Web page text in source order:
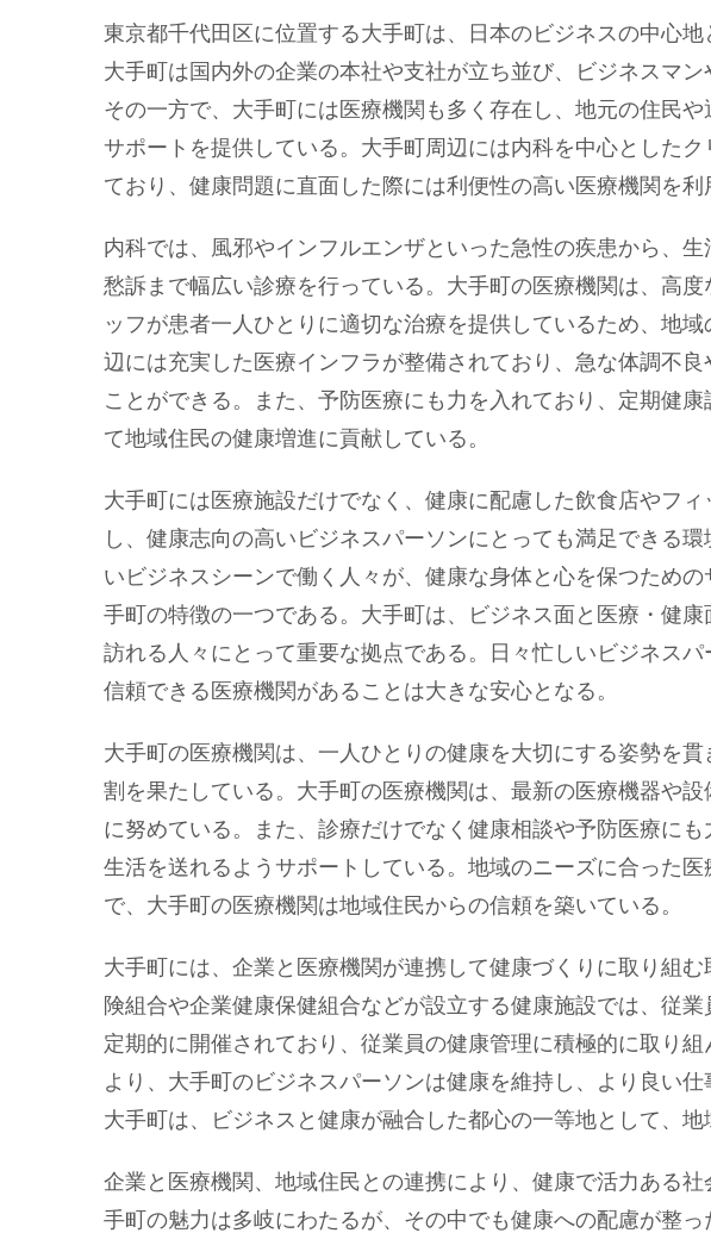
東京都千代田区に位置する大手町は、日本のビジネスの中心地
大手町は国内外の企業の本社や支社が立ち並び、ビジネスマン
その一方で、大手町には医療機関も多く存在し、地元の住民
サポートを提供している。大手町周辺には内科を中心とした
ており、健康問題に直面した際には利便性の高い医療機関を利
内科では、風邪やインフルエンザといった急性の疾患から、
愁訴まで幅広い診療を行っている。大手町の医療機関は、高
ッフが患者一人ひとりに適切な治療を提供しているため、地
辺には充実した医療インフラが整備されており、急な体調不
ことができる。また、予防医療にも力を入れており、定期健
て地域住民の健康増進に貢献している。
大手町には医療施設だけでなく、健康に配慮した飲食店やフ
し、健康志向の高いビジネスパーソンにとっても満足できる
いビジネスシーンで働く人々が、健康な身体と心を保つため
手町の特徴の一つである。大手町は、ビジネス面と医療・健
訪れる人々にとって重要な拠点である。日々忙しいビジネス
信頼できる医療機関があることは大きな安心となる。
大手町の医療機関は、一人ひとりの健康を大切にする姿勢を
割を果たしている。大手町の医療機関は、最新の医療機器や
に努めている。また、診療だけでなく健康相談や予防医療に
生活を送れるようサポートしている。地域のニーズに合った
で、大手町の医療機関は地域住民からの信頼を築いている。
大手町には、企業と医療機関が連携して健康づくりに取り組
険組合や企業健康保健組合などが設立する健康施設では、従
定期的に開催されており、従業員の健康管理に積極的に取り
より、大手町のビジネスパーソンは健康を維持し、より良い仕
大手町は、ビジネスと健康が融合した都心の一等地として、地
企業と医療機関、地域住民との連携により、健康で活力ある
手町の魅力は多岐にわたるが、その中でも健康への配慮が整